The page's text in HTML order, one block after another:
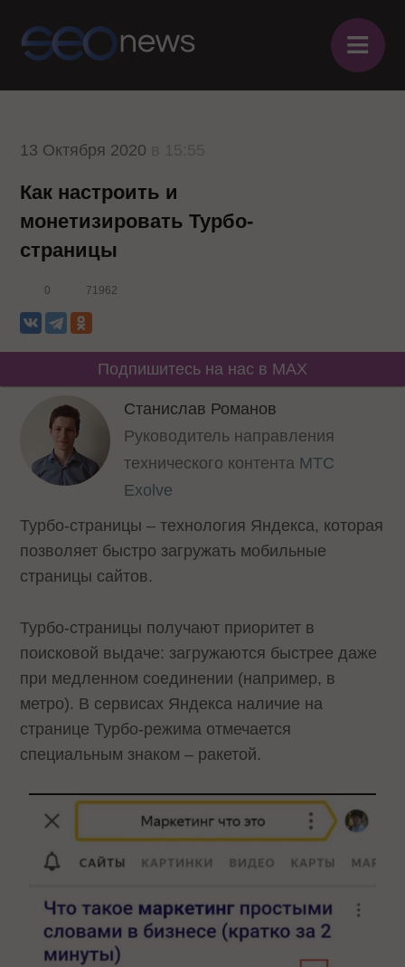
≡
13 Октября 2020
Как настроить и
монетизировать Турбо-
страницы
0 71962
Подпишитесь на нас в MAX
Станислав Романов
Руководитель направления
технического контента МТС
Exolve
Турбо-страницы – технология Яндекса, которая
позволяет быстро загружать мобильные
страницы сайтов.
Турбо-страницы получают приоритет в
поисковой выдаче: загружаются быстрее даже
при медленном соединении (например, в
метро). В сервисах Яндекса наличие на
странице Турбо-режима отмечается
специальным знаком – ракетой.